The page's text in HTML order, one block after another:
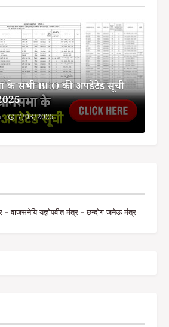
के सभी BLO की अपडेटेड सूची
7/03/2025
- वाजसनेयि यज्ञोपवीत मंत्र - छन्दोग जनेऊ मंत्र